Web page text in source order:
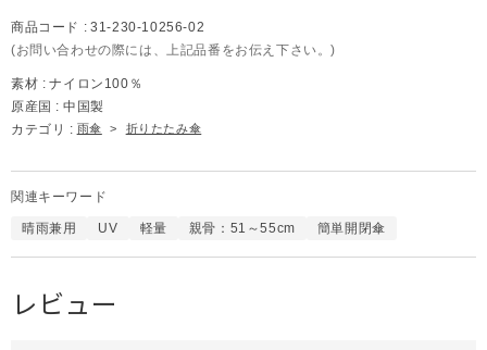
商品コード : 31-230-10256-02
(お問い合わせの際には、上記品番をお伝え下さい。)
素材 : ナイロン100％
原産国 : 中国製
カテゴリ : 雨傘 > 折りたたみ傘
関連キーワード
晴雨兼用 UV 軽量 親骨：51～55cm 簡単開閉傘
レビュー